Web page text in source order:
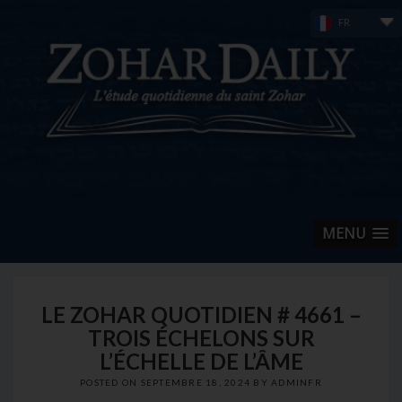
FR
MENU
LE ZOHAR QUOTIDIEN # 4661 –
TROIS ÉCHELONS SUR
L’ÉCHELLE DE L’ÂME
POSTED ON SEPTEMBRE 18, 2024 BY ADMINFR